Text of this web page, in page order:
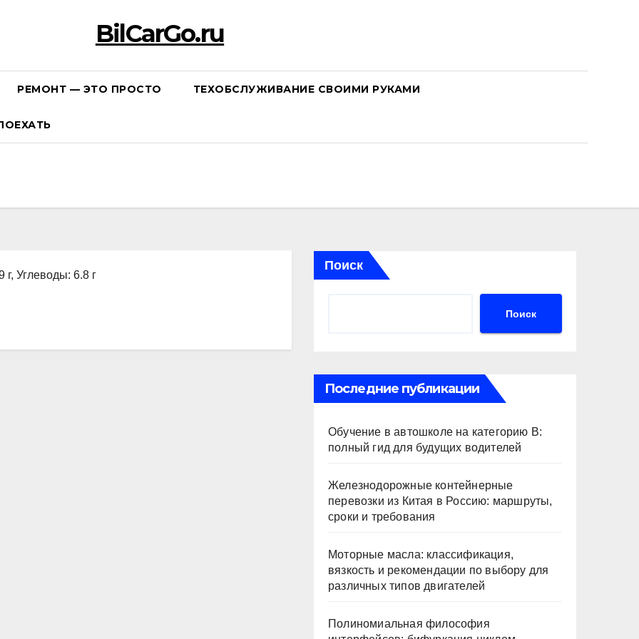
BilCarGo.ru
РЕМОНТ — ЭТО ПРОСТО ТЕХОБСЛУЖИВАНИЕ СВОИМИ РУКАМИ
г, Углеводы: 6.8 г
Поиск
Поиск
Последние публикации
Обучение в автошколе на категорию В:
полный гид для будущих водителей
Железнодорожные контейнерные
перевозки из Китая в Россию: маршруты,
сроки и требования
Моторные масла: классификация,
вязкость и рекомендации по выбору для
различных типов двигателей
Полиномиальная философия